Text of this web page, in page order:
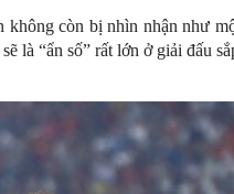
còn bị nhìn nhận như
là “ẩn số” rất lớn ở giải đấu